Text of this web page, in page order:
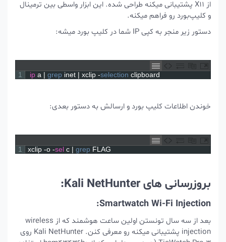
از X11 پشتیبانی میکنه طراحی شده. این ابزار واسطی بین ترمینال
و کلیپ‌بورد رو فراهم میکنه.
دستور زیر منجر به کپی IP شما در کلیپ بورد میشه:
1 ip a | grep inet | xclip -selection clipboard
خوندن اطلاعات کلیپ بورد و ارسالش به دستور بعدی:
1 xclip -o - sel c | grep FLAG
بروزرسانی های Kali NetHunter:
Smartwatch Wi-Fi Injection:
بعد از سه سال تونستن اولین ساعت هوشمند که از wireless
injection پشتیبانی میکنه رو معرفی کنن. Kali NetHunter روی